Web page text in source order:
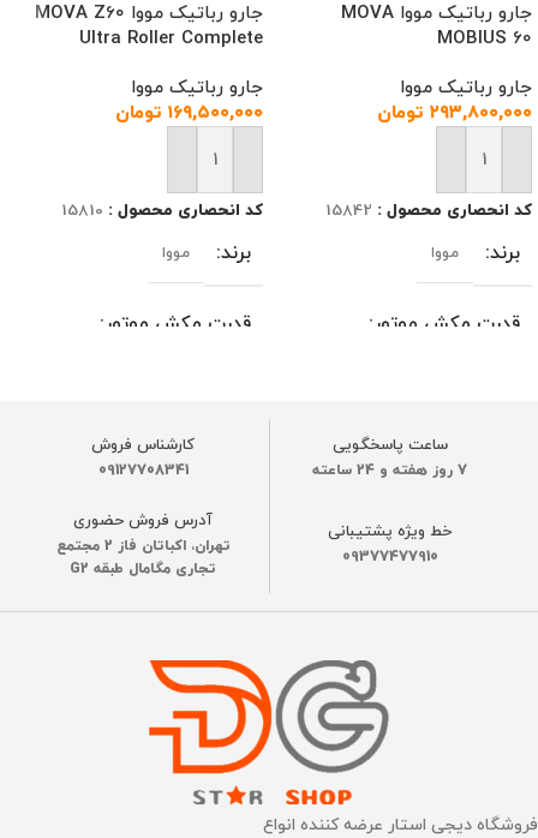
جارو رباتیک مووا MOVA
MOBIUS 60
جارو رباتیک مووا
۲۹۳,۸۰۰,۰۰۰ تومان
افزودن به سبد خرید
کد انحصاری محصول : 15842
برند مووا
قدرت مکش موتور
مشکی
عملکرد باطری 180 دقیقه
استریلیزاسیون با اشعه
ماوراء بنفش
جارو رباتیک مووا MOVA Z60
Ultra Roller Complete
جارو رباتیک مووا
۱۶۹,۵۰۰,۰۰۰ تومان
افزودن به سبد خرید
کد انحصاری محصول : 15810
برند مووا
قدرت مکش موتور
مشکی
عملکرد باطری 180 دقیقه
6400 میلی آمپر
زمان شارژ
استریلیزاسیون با اشعه
ساعت پاسخگویی
7 روز هفته و 24 ساعته
کارشناس فروش
09127708341
خط ویژه پشتیبانی
09377477910
آدرس فروش حضوری
تهران، اکباتان فاز 2 مجتمع
تجاری مگامال طبقه G2
فروشگاه دیجی استار عرضه کننده انواع